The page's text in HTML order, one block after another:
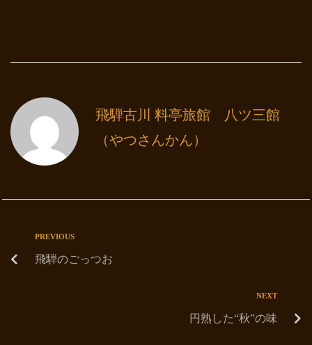
飛騨古川 料亭旅館 八ツ三館
（やつさんかん）
PREVIOUS
飛騨のごっつお
NEXT
円熟した“秋”の味